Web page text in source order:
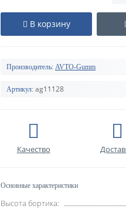
В корзину
Производитель: AVTO-Gumm
Артикул: ag11128
Качество
Основные характеристики
Высота бортика: